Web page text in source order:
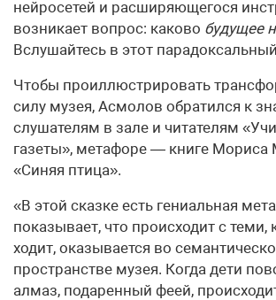
нейросетей и расширяющегося
возникает вопрос: каково будущее
Вслушайтесь в этот
Чтобы проиллюстрировать
силу музея, Асмолов обратился к
слушателям в зале и читателям
газеты», метафоре — книге Мориса
«Синяя птица».
«В этой сказке есть гениальная
показывает, что происходит с теми,
ходит, оказывается во
пространстве музея. Когда дети
алмаз, подаренный феей,